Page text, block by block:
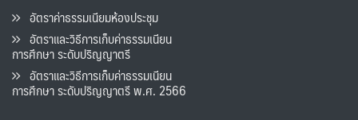
อัตราค่าธรรมเนียมห้องประชุม
อัตราและวิธีการเก็บค่าธรรมเนียน
การศึกษา ระดับปริญญาตรี
อัตราและวิธีการเก็บค่าธรรมเนียน
การศึกษา ระดับปริญญาตรี พ.ศ. 2566